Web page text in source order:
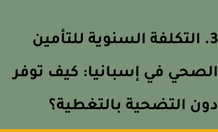
3. التكلفة السنوية للتأمين
في إسبانيا: كيف توفر
التضحية بالتغطية؟